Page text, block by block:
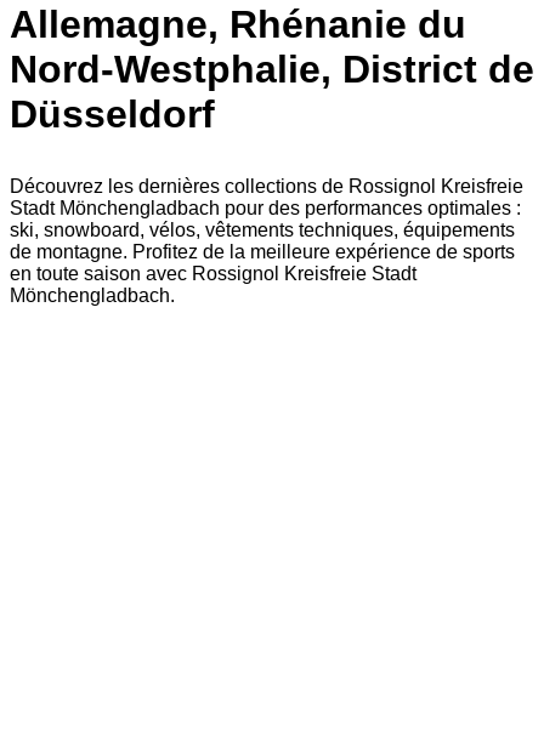
Allemagne, Rhénanie du
Nord-Westphalie, District de
Düsseldorf
Découvrez les dernières collections de Rossignol Kreisfreie
Stadt Mönchengladbach pour des performances optimales :
ski, snowboard, vélos, vêtements techniques, équipements
de montagne. Profitez de la meilleure expérience de sports
en toute saison avec Rossignol Kreisfreie Stadt
Mönchengladbach.